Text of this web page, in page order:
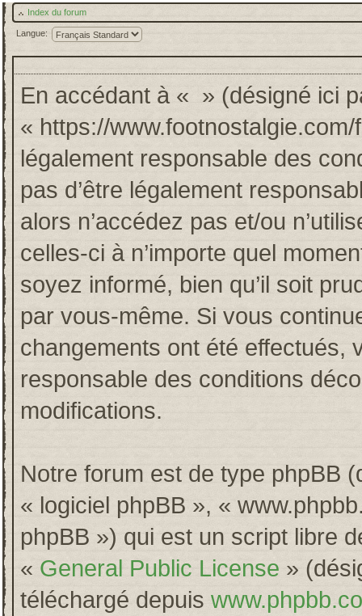
Index du forum
Langue:
En accédant à « » (désigné ici
« https://
légalement responsable des
pas d’être légalement
alors n’accédez pas et/ou
celles-ci à n’importe quel
soyez informé, bien qu’il soit
par vous-même. Si vous
changements ont été effectués,
responsable des conditions
modifications.
Notre forum est de type phpBB
« logiciel phpBB », «
phpBB ») qui est un script libre
« General Public License »
téléchargé depuis